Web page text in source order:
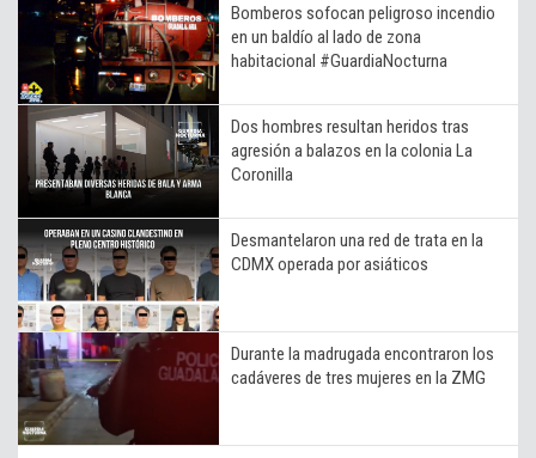
Bomberos sofocan peligroso incendio
en un baldío al lado de zona
habitacional #GuardiaNocturna
Dos hombres resultan heridos tras
agresión a balazos en la colonia La
Coronilla
Desmantelaron una red de trata en la
CDMX operada por asiáticos
Durante la madrugada encontraron los
cadáveres de tres mujeres en la ZMG